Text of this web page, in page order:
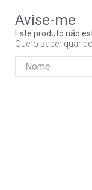
Este produto não
Quero saber